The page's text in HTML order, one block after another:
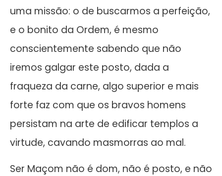
uma missão: o de buscarmos a perfeição,
e o bonito da Ordem, é mesmo
conscientemente sabendo que não
iremos galgar este posto, dada a
fraqueza da carne, algo superior e mais
forte faz com que os bravos homens
persistam na arte de edificar templos a
virtude, cavando masmorras ao mal.
Ser Maçom não é dom, não é posto, e não